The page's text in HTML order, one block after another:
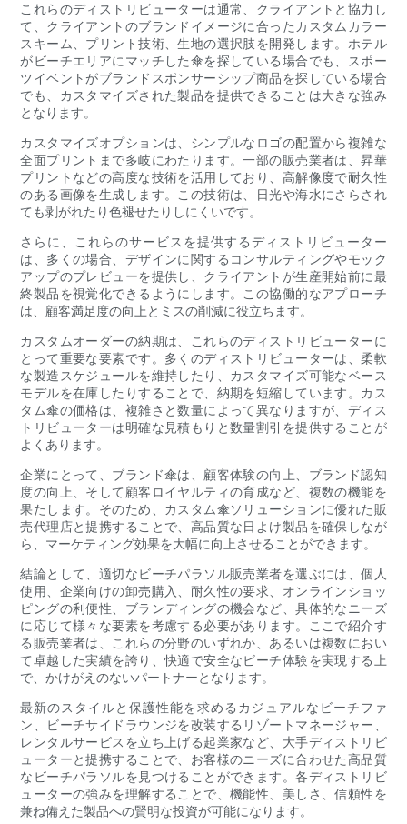
これらのディストリビューターは通常、クライアントと協力し
て、クライアントのブランドイメージに合ったカスタムカラー
スキーム、プリント技術、生地の選択肢を開発します。ホテル
がビーチエリアにマッチした傘を探している場合でも、スポー
ツイベントがブランドスポンサーシップ商品を探している場合
でも、カスタマイズされた製品を提供できることは大きな強み
となります。
カスタマイズオプションは、シンプルなロゴの配置から複雑な
全面プリントまで多岐にわたります。一部の販売業者は、昇華
プリントなどの高度な技術を活用しており、高解像度で耐久性
のある画像を生成します。この技術は、日光や海水にさらされ
ても剥がれたり色褪せたりしにくいです。
さらに、これらのサービスを提供するディストリビューター
は、多くの場合、デザインに関するコンサルティングやモック
アップのプレビューを提供し、クライアントが生産開始前に最
終製品を視覚化できるようにします。この協働的なアプローチ
は、顧客満足度の向上とミスの削減に役立ちます。
カスタムオーダーの納期は、これらのディストリビューターに
とって重要な要素です。多くのディストリビューターは、柔軟
な製造スケジュールを維持したり、カスタマイズ可能なベース
モデルを在庫したりすることで、納期を短縮しています。カス
タム傘の価格は、複雑さと数量によって異なりますが、ディス
トリビューターは明確な見積もりと数量割引を提供することが
よくあります。
企業にとって、ブランド傘は、顧客体験の向上、ブランド認知
度の向上、そして顧客ロイヤルティの育成など、複数の機能を
果たします。そのため、カスタム傘ソリューションに優れた販
売代理店と提携することで、高品質な日よけ製品を確保しなが
ら、マーケティング効果を大幅に向上させることができます。
結論として、適切なビーチパラソル販売業者を選ぶには、個人
使用、企業向けの卸売購入、耐久性の要求、オンラインショッ
ピングの利便性、ブランディングの機会など、具体的なニーズ
に応じて様々な要素を考慮する必要があります。ここで紹介す
る販売業者は、これらの分野のいずれか、あるいは複数におい
て卓越した実績を誇り、快適で安全なビーチ体験を実現する上
で、かけがえのないパートナーとなります。
最新のスタイルと保護性能を求めるカジュアルなビーチファ
ン、ビーチサイドラウンジを改装するリゾートマネージャー、
レンタルサービスを立ち上げる起業家など、大手ディストリビ
ューターと提携することで、お客様のニーズに合わせた高品質
なビーチパラソルを見つけることができます。各ディストリビ
ューターの強みを理解することで、機能性、美しさ、信頼性を
兼ね備えた製品への賢明な投資が可能になります。